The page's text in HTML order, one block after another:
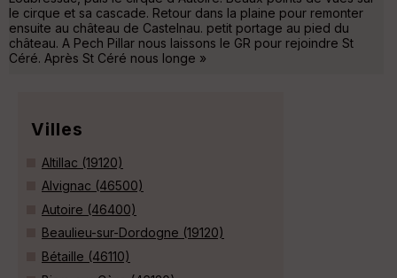
le cirque et sa cascade. Retour dans la plaine pour remonter
ensuite au château de Castelnau. petit portage au pied du
château. A Pech Pillar nous laissons le GR pour rejoindre St
Céré. Après St Céré nous longe »
Villes
Altillac (19120)
Alvignac (46500)
Autoire (46400)
Beaulieu-sur-Dordogne (19120)
Bétaille (46110)